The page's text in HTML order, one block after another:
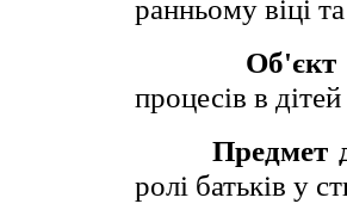
ранньому віці
Об'єкт
процесів в
Предмет
ролі батьків у